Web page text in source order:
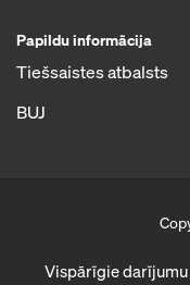
Papildu informācija
Tiešsaistes atbalsts
BUJ
Vispārīgie